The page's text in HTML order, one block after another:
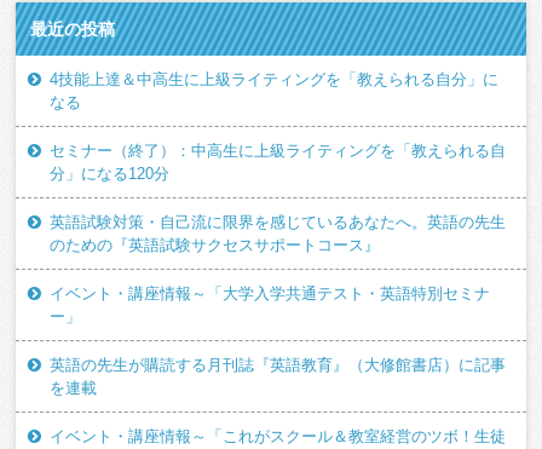
最近の投稿
4技能上達＆中高生に上級ライティングを「教えられる自分」に
なる
セミナー（終了）：中高生に上級ライティングを「教えられる自
分」になる120分
英語試験対策・自己流に限界を感じているあなたへ。英語の先生
のための『英語試験サクセスサポートコース』
イベント・講座情報～「大学入学共通テスト・英語特別セミナ
ー」
英語の先生が購読する月刊誌『英語教育』（大修館書店）に記事
を連載
イベント・講座情報～「これがスクール＆教室経営のツボ！生徒